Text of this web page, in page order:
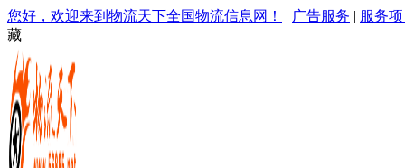
您好，欢迎来到物流天下全国物流信息网！ | 广告服务 | 服务
藏